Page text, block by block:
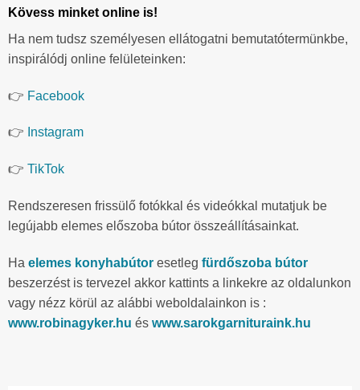
Kövess minket online is!
Ha nem tudsz személyesen ellátogatni bemutatótermünkbe,
inspirálódj online felületeinken:
👉 Facebook
👉 Instagram
👉 TikTok
Rendszeresen frissülő fotókkal és videókkal mutatjuk be
legújabb elemes előszoba bútor összeállításainkat.
Ha elemes konyhabútor esetleg fürdőszoba bútor
beszerzést is tervezel akkor kattints a linkekre az oldalunkon
vagy nézz körül az alábbi weboldalainkon is :
www.robinagyker.hu és www.sarokgarnituraink.hu